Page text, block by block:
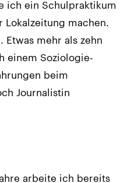
ich ein Schulpraktikum
Lokalzeitung machen.
Etwas mehr als zehn
einem Soziologie-
beim
Journalistin
arbeite ich bereits